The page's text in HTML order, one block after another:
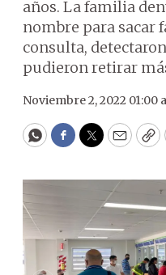
años. La familia
nombre para sacar
consulta,
pudieron retirar
Noviembre 2, 2022 01:00
WhatsApp
Facebook
Twitter
Email